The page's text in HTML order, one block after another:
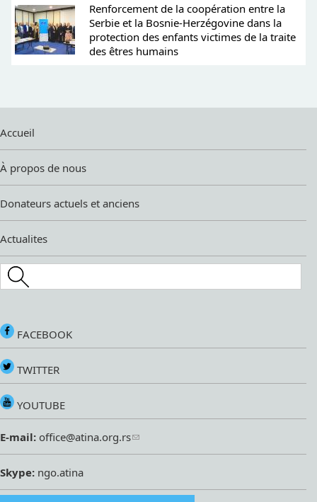
Renforcement de la coopération entre la
Serbie et la Bosnie-Herzégovine dans la
protection des enfants victimes de la traite
des êtres humains
Accueil
À propos de nous
Donateurs actuels et anciens
Actualites
Search this site
FACEBOOK
TWITTER
YOUTUBE
E-mail: office@atina.org.rs
Skype: ngo.atina